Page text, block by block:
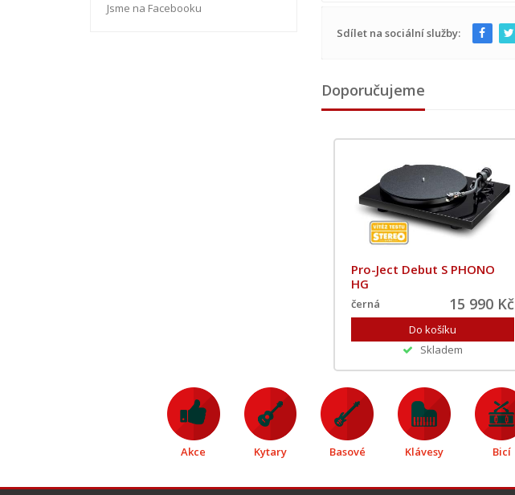
Sdílet na sociální služby:
Doporučujeme
Pro-Ject Debut S PHONO
HG
černá 15 990 Kč
Skladem
Jsme na Facebooku
Akce Kytary Basové Klávesy Bicí